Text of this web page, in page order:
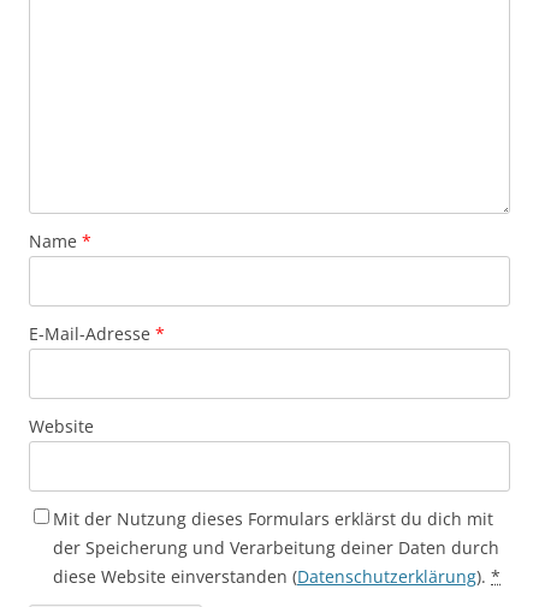
Name *
E-Mail-Adresse *
Website
Mit der Nutzung dieses Formulars erklärst du dich mit
der Speicherung und Verarbeitung deiner Daten durch
diese Website einverstanden (Datenschutzerklärung). *